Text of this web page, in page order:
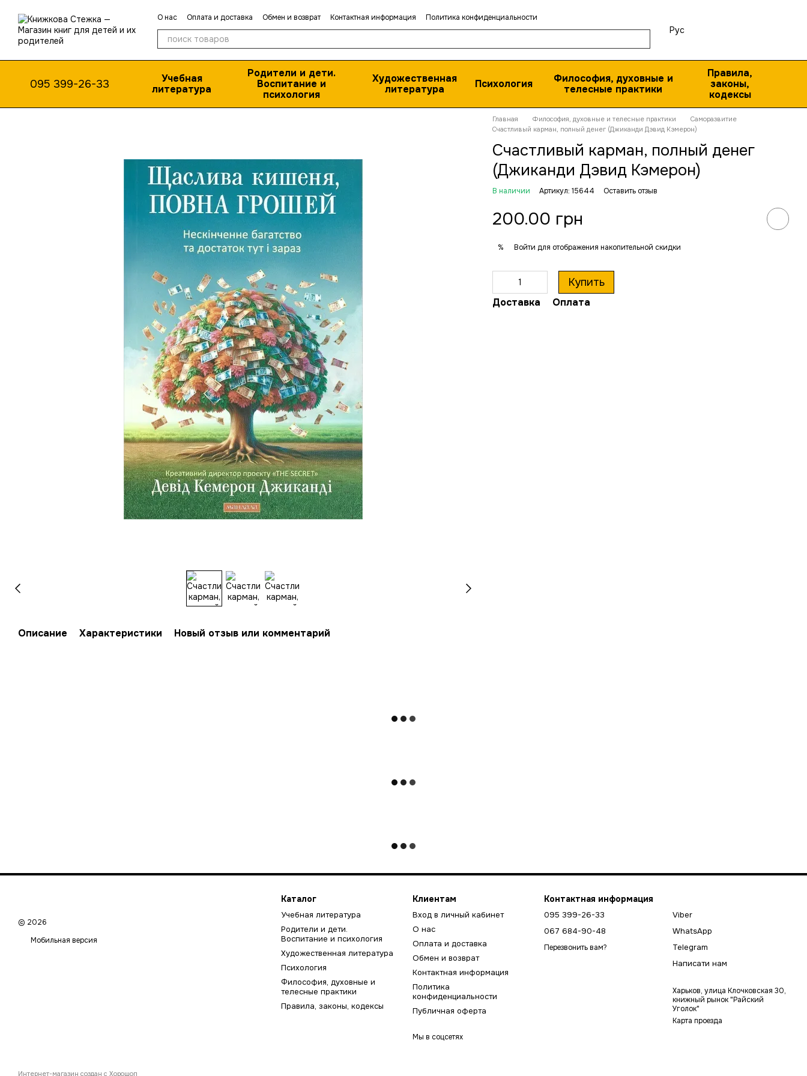
О нас Оплата и доставка Обмен и возврат Контактная информация
Политика конфиденциальности
Публичная оферта
Рус
095 399-26-33
Учебная
литература
Родители и дети.
Воспитание и
психология
Художественная
литература
Психология
Философия, духовные и
телесные практики
Правила,
законы,
кодексы
Описание Характеристики Новый отзыв или комментарий
Главная Философия, духовные и телесные практики
Саморазвитие
Счастливый карман, полный денег (Джиканди Дэвид Кэмерон)
Счастливый карман, полный денег
(Джиканди Дэвид Кэмерон)
В наличии Артикул: 15644 Оставить отзыв
200.00 грн
% Войти для отображения накопительной скидки
Купить
Доставка Оплата
© 2026
Мобильная версия
Интернет-магазин создан с Хорошоп
Каталог
Учебная литература
Родители и дети.
Воспитание и психология
Художественная литература
Психология
Философия, духовные и
телесные практики
Правила, законы, кодексы
Клиентам
Вход в личный кабинет
О нас
Оплата и доставка
Обмен и возврат
Контактная информация
Политика
конфиденциальности
Публичная оферта
Мы в соцсетях
Контактная информация
095 399-26-33
067 684-90-48
Перезвонить вам?
Viber
WhatsApp
Telegram
Написати нам
Харьков, улица Клочковская 30,
книжный рынок "Райский
Уголок"
Карта проезда